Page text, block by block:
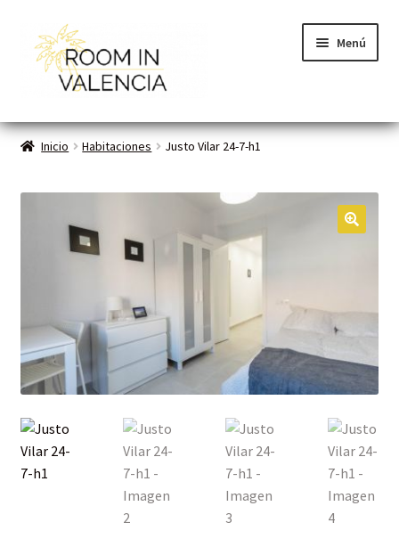
Menú
Inicio
Mi cuenta
Inicio Habitaciones Justo Vilar 24-7-h1